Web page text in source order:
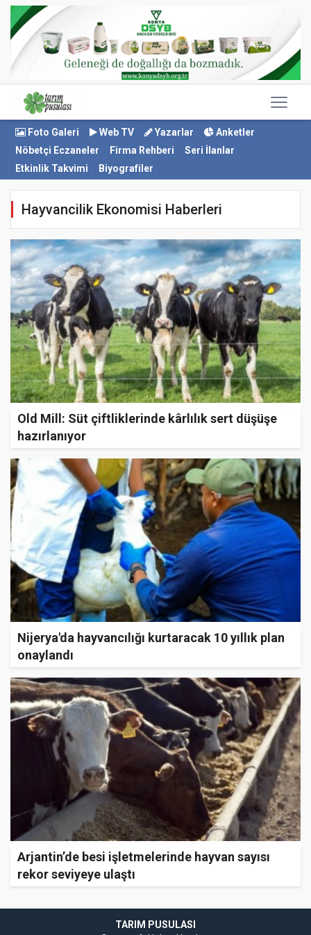
Foto Galeri Web TV Yazarlar
Anketler
Nöbetçi Eczaneler
Firma Rehberi
Seri İlanlar
Etkinlik Takvimi
Biyografiler
Hayvancilik Ekonomisi Haberleri
Old Mill: Süt çiftliklerinde kârlılık sert düşüşe
hazırlanıyor
Nijerya'da hayvancılığı kurtaracak 10 yıllık plan
onaylandı
Arjantin’de besi işletmelerinde hayvan sayısı
rekor seviyeye ulaştı
TARIM PUSULASI